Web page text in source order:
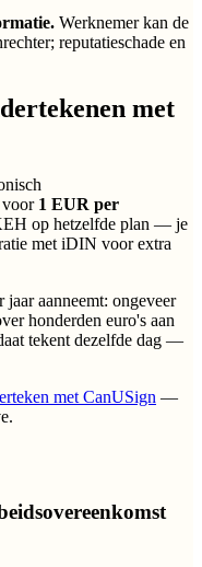
Werknemer kan de
reputatieschade en
met
voor 1 EUR per
op hetzelfde plan — je
met iDIN voor extra
aanneemt: ongeveer
honderden euro's aan
tekent dezelfde dag —
met CanUSign —